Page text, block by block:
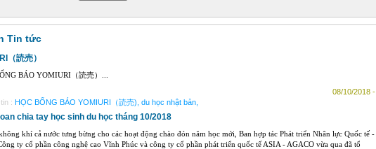
Tin tức
（読売）
BÁO YOMIURI（読売）...
08/10/2018 -
: HỌC BỔNG BÁO YOMIURI（読売), du học nhật bản,
chia tay học sinh du học tháng 10/2018
khí cả nước tưng bừng cho các hoạt động chào đón năm học mới, Ban hợp tác Phát triển Nhân lực Quốc tế -
ty cổ phần công nghệ cao Vĩnh Phúc và công ty cổ phần phát triển quốc tế ASIA - AGACO vừa qua đã tổ